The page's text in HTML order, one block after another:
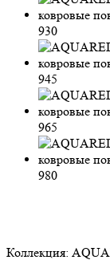
930
945
965
980
Коллекция: